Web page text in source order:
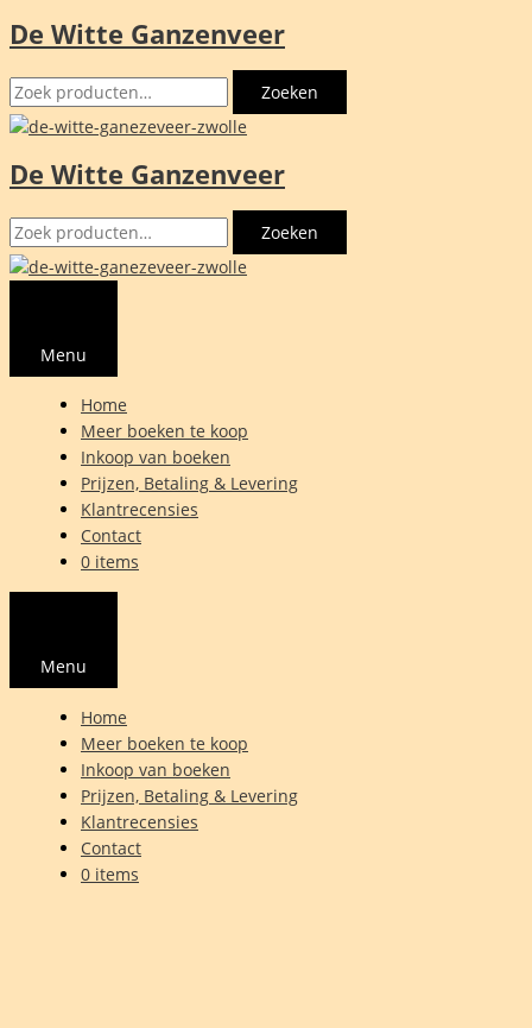
Ga
de
inhoud
De Witte Ganzenveer
Zoeken
naar:
Zoeken
De Witte Ganzenveer
Zoeken
naar:
Zoeken
Menu
Home
Meer boeken te koop
Inkoop van boeken
Prijzen, Betaling & Levering
Klantrecensies
Contact
0 items
Menu
Home
Meer boeken te koop
Inkoop van boeken
Prijzen, Betaling & Levering
Klantrecensies
Contact
0 items